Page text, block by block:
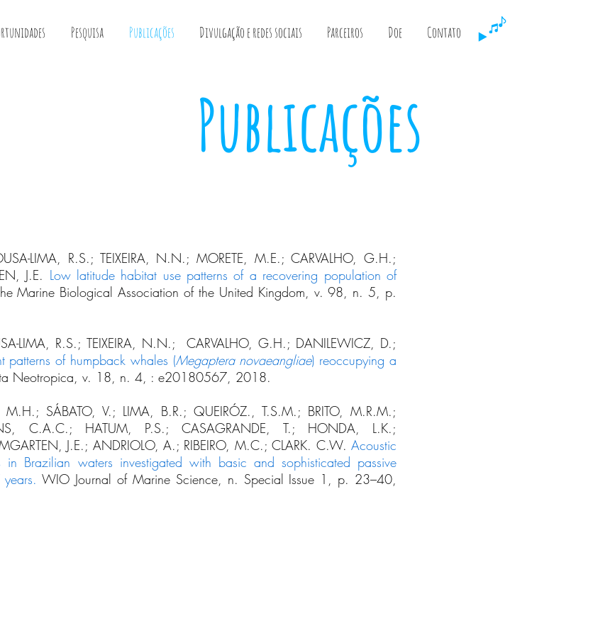
Pesquisa Publicações Divulgação e redes sociais Parceiros Doe Contato
Publicações
LIMA, R.S.; TEIXEIRA, N.N.; MORETE, M.E.; CARVALHO, G.H.;
J.E. Low latitude habitat use patterns of a recovering population of
Marine Biological Association of the United Kingdom, v. 98, n. 5, p.
LIMA, R.S.; TEIXEIRA, N.N.; CARVALHO, G.H.; DANILEWICZ, D.;
patterns of humpback whales (Megaptera novaeangliae) reoccupying a
Neotropica, v. 18, n. 4, : e20180567, 2018.
M.H.; SÁBATO, V.; LIMA, B.R.; QUEIRÓZ., T.S.M.; BRITO, M.R.M.;
C.A.C.; HATUM, P.S.; CASAGRANDE, T.; HONDA, L.K.;
J.E.; ANDRIOLO, A.; RIBEIRO, M.C.; CLARK. C.W. Acoustic
Brazilian waters investigated with basic and sophisticated passive
WIO Journal of Marine Science, n. Special Issue 1, p. 23–40,